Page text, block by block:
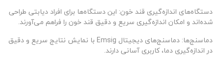
دستگاه‌های اندازه‌گیری قند خون: این دستگاه‌ها برای افراد دیابتی طراحی
شده‌اند و امکان اندازه‌گیری سریع و دقیق قند خون را فراهم می‌آورند.
دماسنج‌ها: دماسنج‌های دیجیتال Emsig با نمایش نتایج سریع و دقیق
در اندازه‌گیری دما، کاربری آسانی دارند.